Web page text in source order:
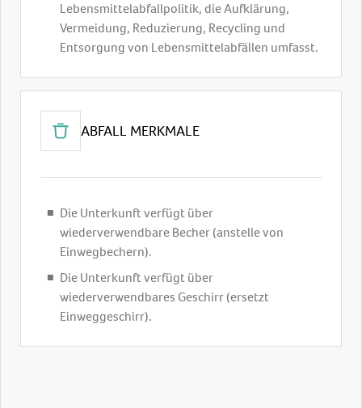
Lebensmittelabfallpolitik, die Aufklärung,
Vermeidung, Reduzierung, Recycling und
Entsorgung von Lebensmittelabfällen umfasst.
ABFALL MERKMALE
Die Unterkunft verfügt über
wiederverwendbare Becher (anstelle von
Einwegbechern).
Die Unterkunft verfügt über
wiederverwendbares Geschirr (ersetzt
Einweggeschirr).